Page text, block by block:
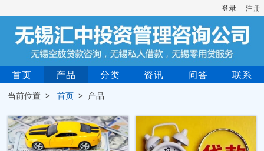
登录 注册
首页 产品 分类 资讯 问答 联系
当前位置 >首页 > 产品